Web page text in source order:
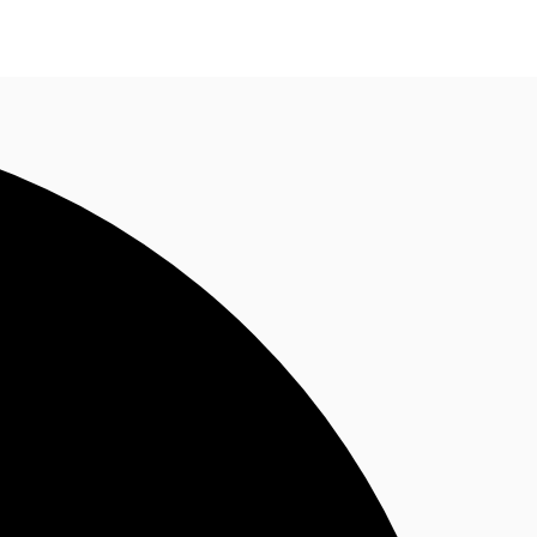
Nous contacter